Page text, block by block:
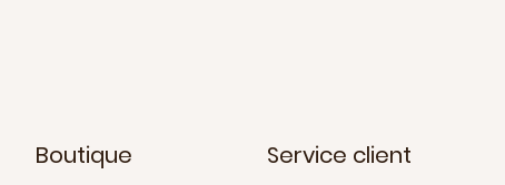
Boutique Service client